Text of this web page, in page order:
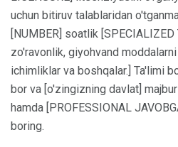
uchun bitiruv talablaridan
[NUMBER] soatlik
zo'ravonlik, giyohvand
ichimliklar va boshqalar.] Ta'limi
bor va [o'zingizning davlat]
hamda [PROFESSIONAL
boring.